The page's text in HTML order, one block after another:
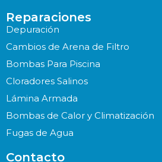
Reparaciones
Depuración
Cambios de Arena de Filtro
Bombas Para Piscina
Cloradores Salinos
Lámina Armada
Bombas de Calor y Climatización
Fugas de Agua
Contacto